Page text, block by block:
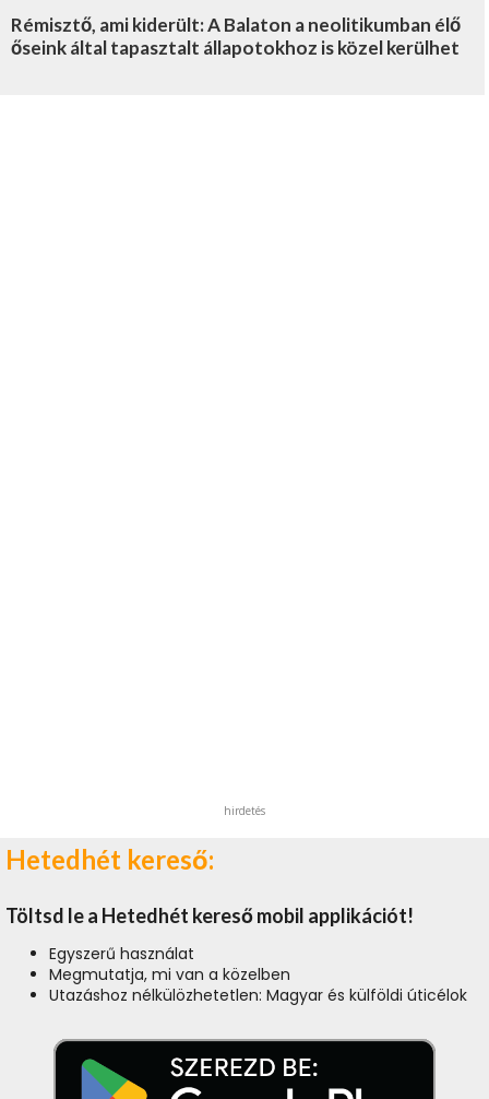
Rémisztő, ami kiderült: A Balaton a neolitikumban élő
őseink által tapasztalt állapotokhoz is közel kerülhet
hirdetés
Hetedhét kereső:
Töltsd le a Hetedhét kereső mobil applikációt!
Egyszerű használat
Megmutatja, mi van a közelben
Utazáshoz nélkülözhetetlen: Magyar és külföldi úticélok